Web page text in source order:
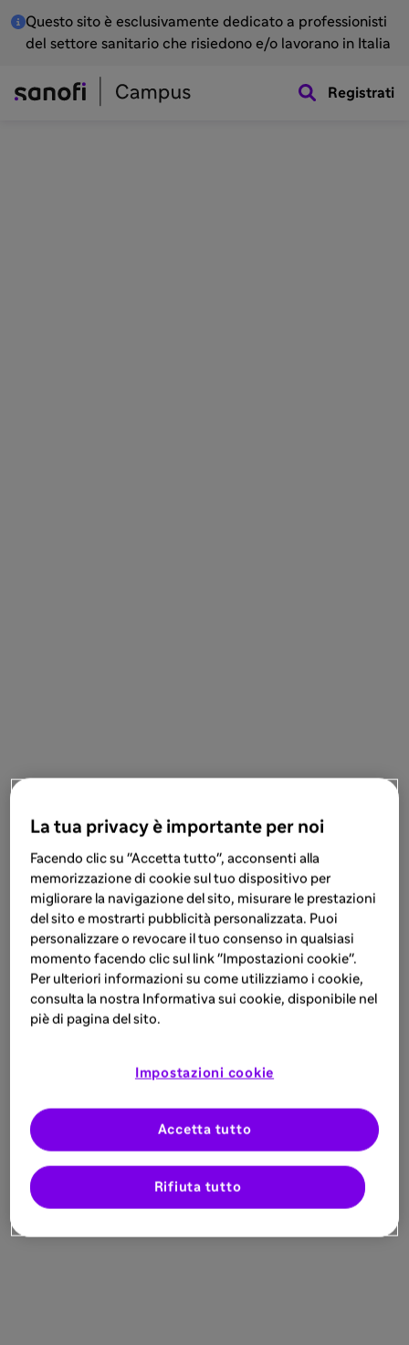
Questo sito è esclusivamente dedicato a professionisti
del settore sanitario che risiedono e/o lavorano in Italia
Registrati
La tua privacy è importante per noi
Facendo clic su "Accetta tutto", acconsenti alla
memorizzazione di cookie sul tuo dispositivo per
migliorare la navigazione del sito, misurare le prestazioni
del sito e mostrarti pubblicità personalizzata. Puoi
personalizzare o revocare il tuo consenso in qualsiasi
momento facendo clic sul link "Impostazioni cookie".
Per ulteriori informazioni su come utilizziamo i cookie,
consulta la nostra Informativa sui cookie, disponibile nel
piè di pagina del sito.
Impostazioni cookie
Rifiuta tutto
Accetta tutto